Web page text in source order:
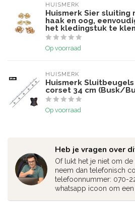
HUISMERK
Huismerk Sier sluiting
haak en oog,
het kledingstuk te
Op voorraad
HUISMERK
Huismerk
corset 34 cm (Busk/
Op voorraad
Heb je vragen over
Of lukt het je niet om de
neem dan telefonisch
telefoonnummer: 070-
whatsapp icoon om